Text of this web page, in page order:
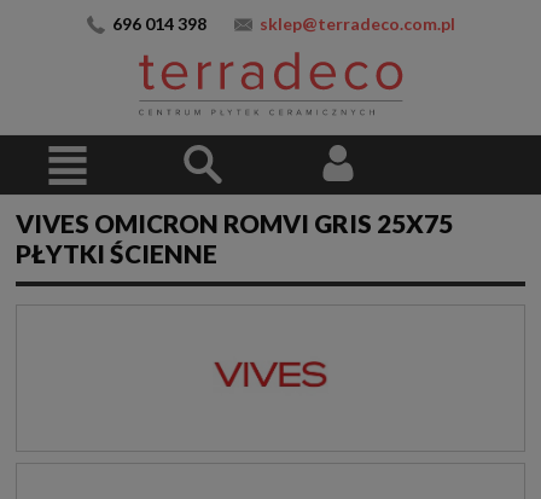
696 014 398 sklep@terradeco.com.pl
VIVES OMICRON ROMVI GRIS 25X75
PŁYTKI ŚCIENNE